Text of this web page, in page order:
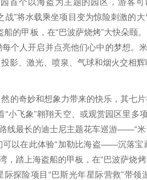
”将水载乘坐项目变为惊险刺激的
的甲板，在“巴波萨烧烤”大快朵颐
个人开启并点亮他们心中的梦想。
影、激光、喷泉、气球和烟火交相辉
的奇妙和想象力带来的快乐，其七
“小飞象”翱翔天空、或观赏园区里多
线最长的迪士尼主题花车巡游——“
以在此体验“加勒比海盗——沉落宝
，踏上海盗船的甲板，在“巴波萨烧
探险项目“巴斯光年星际营救”带